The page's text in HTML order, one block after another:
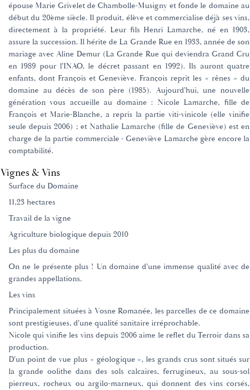
épouse Marie Grivelet de Chambolle-Musigny et fonde le domaine au
début du 20ème siècle. Il produit, élève et commercialise déjà ses vins,
directement à la propriété. Leur fils Henri Lamarche, né en 1903,
assure la succession. Il hérite de La Grande Rue en 1933, année de son
mariage avec Aline Demur (La Grande Rue qui deviendra Grand Cru
en 1989 pour l'INAO, le décret passant en 1992). Ils auront quatre
enfants, dont François et Geneviève. François reprit les « rênes » du
domaine au décès de son père (1985). Aujourd'hui, une nouvelle
génération vous accueille au domaine : Nicole Lamarche, fille de
François et Marie-Blanche, a repris la partie viti-vinicole (elle vinifie
seule depuis 2006) ; et Nathalie Lamarche (fille de Geneviève) est en
charge de la partie commerciale - Geneviève Lamarche gère encore la
comptabilité.
Vignes & Vins
Surface du Domaine
11,23 hectares
Travail de la vigne
Agriculture biologique depuis 2010
Les plus du domaine
On ne le présente plus ! Un domaine d'une immense qualité avec de
grandes appellations.
Les vins
Principalement situées à Vosne Romanée, les parcelles de ce domaine
sont prestigieuses, d'une qualité sanitaire irréprochable.
Nicole qui vinifie les vins depuis 2006 aime le reflet du Terroir dans sa
production.
D'un point de vue plus « géologique », les grands crus sont situés sur
la grande oolithe dans des sols calcaires, ferrugineux, au sous-sol
pierreux, rocheux ou argilo-marneux, qui donnent des vins corsés,